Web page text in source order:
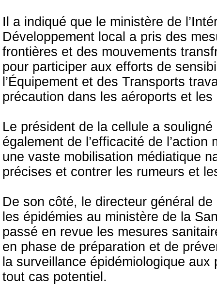
Il a indiqué que le ministère de
Développement local a pris des
frontières et des mouvements
pour participer aux efforts de
l’Équipement et des Transports
précaution dans les aéroports et
Le président de la cellule a
également de l’efficacité de
une vaste mobilisation médiatique
précises et contrer les rumeurs et
De son côté, le directeur général
les épidémies au ministère de la
passé en revue les mesures
en phase de préparation et de
la surveillance épidémiologique
tout cas potentiel.